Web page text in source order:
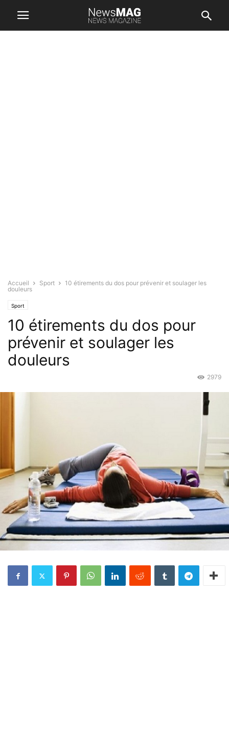
Accueil Sport
10 étirements du dos pour prévenir et soulager les
douleurs
Sport
10 étirements du dos pour
prévenir et soulager les
douleurs
2979